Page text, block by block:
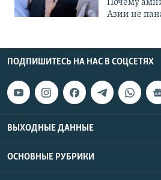
Почему
Азии не
ПОДПИШИТЕСЬ НА НАС В СОЦСЕТЯХ
ВЫХОДНЫЕ ДАННЫЕ
ОСНОВНЫЕ РУБРИКИ